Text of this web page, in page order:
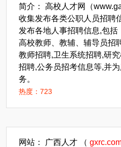
简介： 高校人才网（
收集发布各类公职人员招聘
发布各地人事招聘信息,包
高校教师、教辅、辅导员招
教师招聘,卫生系统招聘,研
招聘,公务员招考信息等,并
务。
热度：723
网站： 广西人才 （